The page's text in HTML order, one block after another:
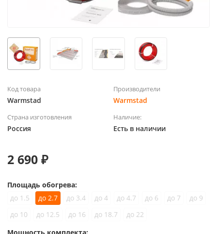
Код товара
Warmstad
Производители
Warmstad
Страна изготовления
Россия
Наличие:
Есть в наличии
2 690 ₽
Площадь обогрева:
до 1.5
до 2.7 до 3.4 до 4 до 4.7 до 6 до 7
до 9
до 10
до 12.5 до 16 до 18.7
до 22